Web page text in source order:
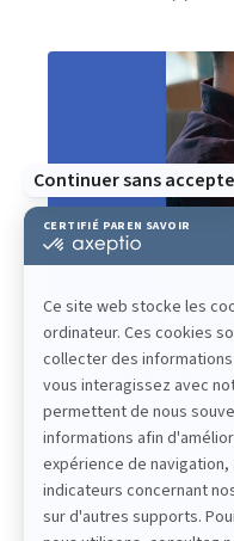
Pascale Tessier
Low-code / No-
Le low-code/no-code
valider un marché ou
mobile.